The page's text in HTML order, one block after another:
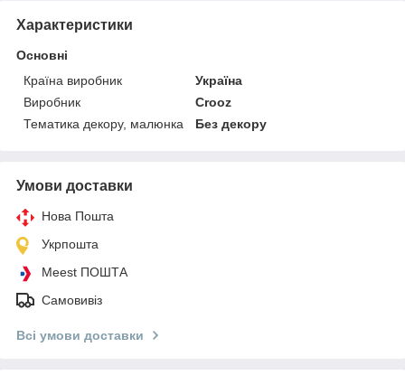
Характеристики
Основні
Країна виробник
Україна
Виробник
Crooz
Тематика декору, малюнка
Без декору
Умови доставки
Нова Пошта
Укрпошта
Meest ПОШТА
Самовивіз
Всі умови доставки